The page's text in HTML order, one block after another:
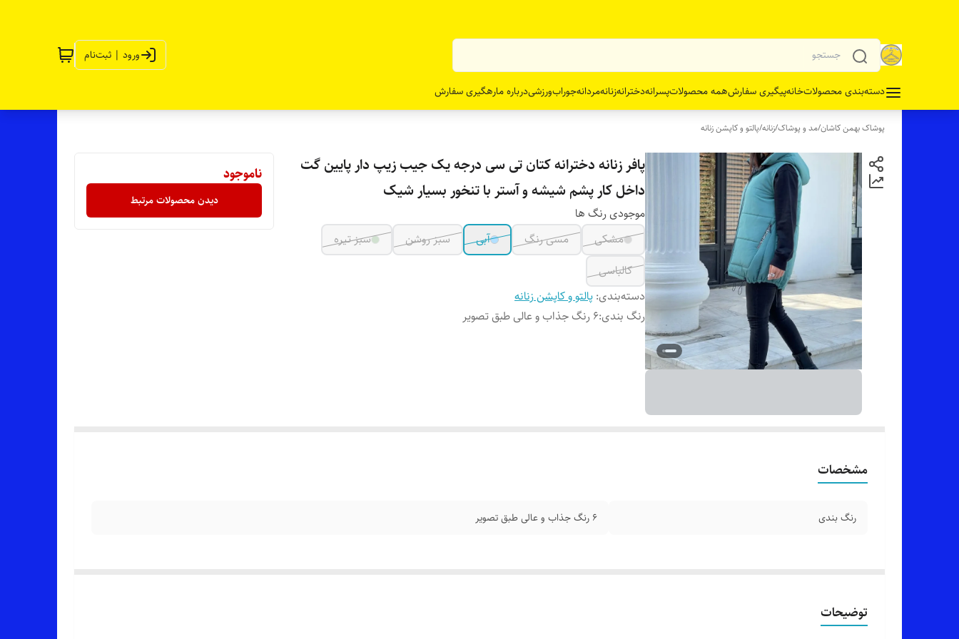
ورود | ثبت‌نام
دسته‌بندی محصولاتخانهپیگیری سفارشهمه محصولاتپسرانهدخترانهزنانهمردانهجورابورزشیدرباره مارهگیری سفارش
پوشاک بهمن کاشان/مد و پوشاک/زنانه/پالتو و کاپشن زنانه
پافر زنانه دخترانه کتان تی سی درجه یک جیب زیپ دار پایین گت
داخل کار پشم شیشه و آستر با تنخور بسیار شیک
موجودی رنگ ها
مشکی
مسی رنگ آبی سبز روشن
سبز تیره
کالباسی
دسته‌بندی: پالتو و کاپشن زنانه
رنگ بندی:6 رنگ جذاب و عالی طبق تصویر
ناموجود
دیدن محصولات مرتبط
مشخصات
رنگ بندی 6 رنگ جذاب و عالی طبق تصویر
توضیحات